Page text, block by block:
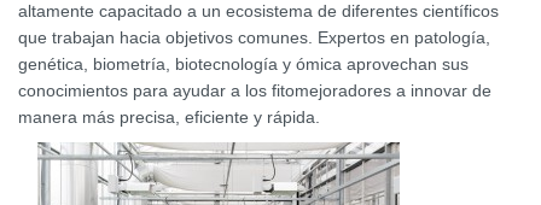
altamente capacitado a un ecosistema de diferentes científicos
que trabajan hacia objetivos comunes. Expertos en patología,
genética, biometría, biotecnología y ómica aprovechan sus
conocimientos para ayudar a los fitomejoradores a innovar de
manera más precisa, eficiente y rápida.